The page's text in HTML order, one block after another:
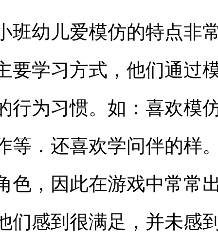
班幼儿爱模仿的特点非
要学习方式，他们通过
行为习惯。如：喜欢模
等．还喜欢学问伴的样
色，因此在游戏中常常
们感到很满足，并未感